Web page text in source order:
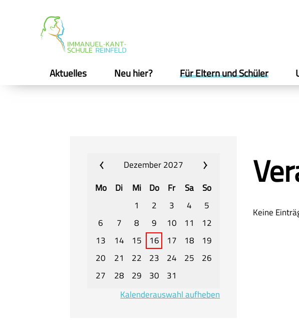
Aktuelles Neu hier? Für Eltern und Schüler
Dezember 2027
Mo
Di Mi Do Fr Sa
So
1
2 3 4
5
6
7 8 9 10 11
12
13
14 15 16 17 18
19
20
21 22 23 24 25
26
27
28 29 30
31
Kalenderauswahl aufheben
Keine